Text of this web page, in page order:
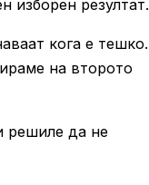
изборен резултат.
кога е тешко.
на второто
решиле да не